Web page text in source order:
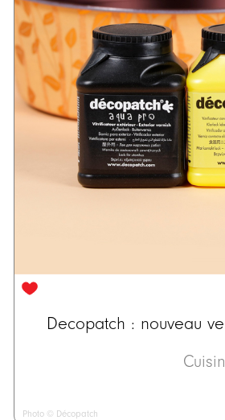
Decopatch : nouveau
Photo © Décopatch